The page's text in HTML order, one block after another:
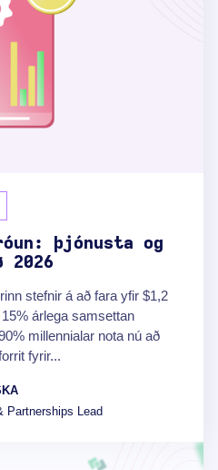
þjónusta og
stefnir á að fara yfir $1,2
árlega samsettan
millennialar nota nú að
fyrir...
Partnerships Lead